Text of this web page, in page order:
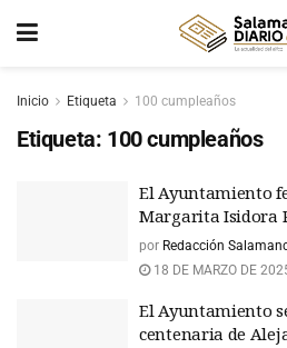
Inicio Etiqueta 100 cumpleaños
Etiqueta: 100 cumpleaños
El Ayuntamiento
Margarita Isidora
por Redacción
18 DE MARZO DE
El Ayuntamiento
centenaria de